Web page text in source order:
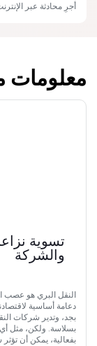
أجرِ محادثة عبر
معلومات
تسوية
والشركة
النقل البري هو عصب
دعامة أساسية
بجد، وتدير شركات
بسلاسة. ولكن، مثل أي
بفعالية، يمكن أن